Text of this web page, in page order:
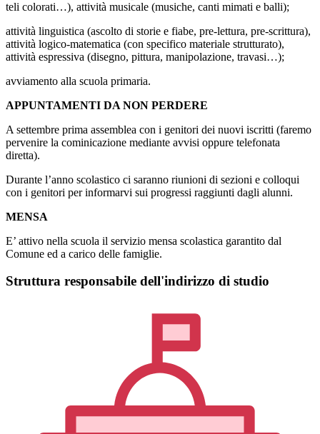
teli colorati…), attività musicale (musiche, canti mimati e balli);
attività linguistica (ascolto di storie e fiabe, pre-lettura, pre-scrittura),
attività logico-matematica (con specifico materiale strutturato),
attività espressiva (disegno, pittura, manipolazione, travasi…);
avviamento alla scuola primaria.
APPUNTAMENTI DA NON PERDERE
A settembre prima assemblea con i genitori dei nuovi iscritti (faremo
pervenire la cominicazione mediante avvisi oppure telefonata
diretta).
Durante l’anno scolastico ci saranno riunioni di sezioni e colloqui
con i genitori per informarvi sui progressi raggiunti dagli alunni.
MENSA
E’ attivo nella scuola il servizio mensa scolastica garantito dal
Comune ed a carico delle famiglie.
Struttura responsabile dell'indirizzo di studio